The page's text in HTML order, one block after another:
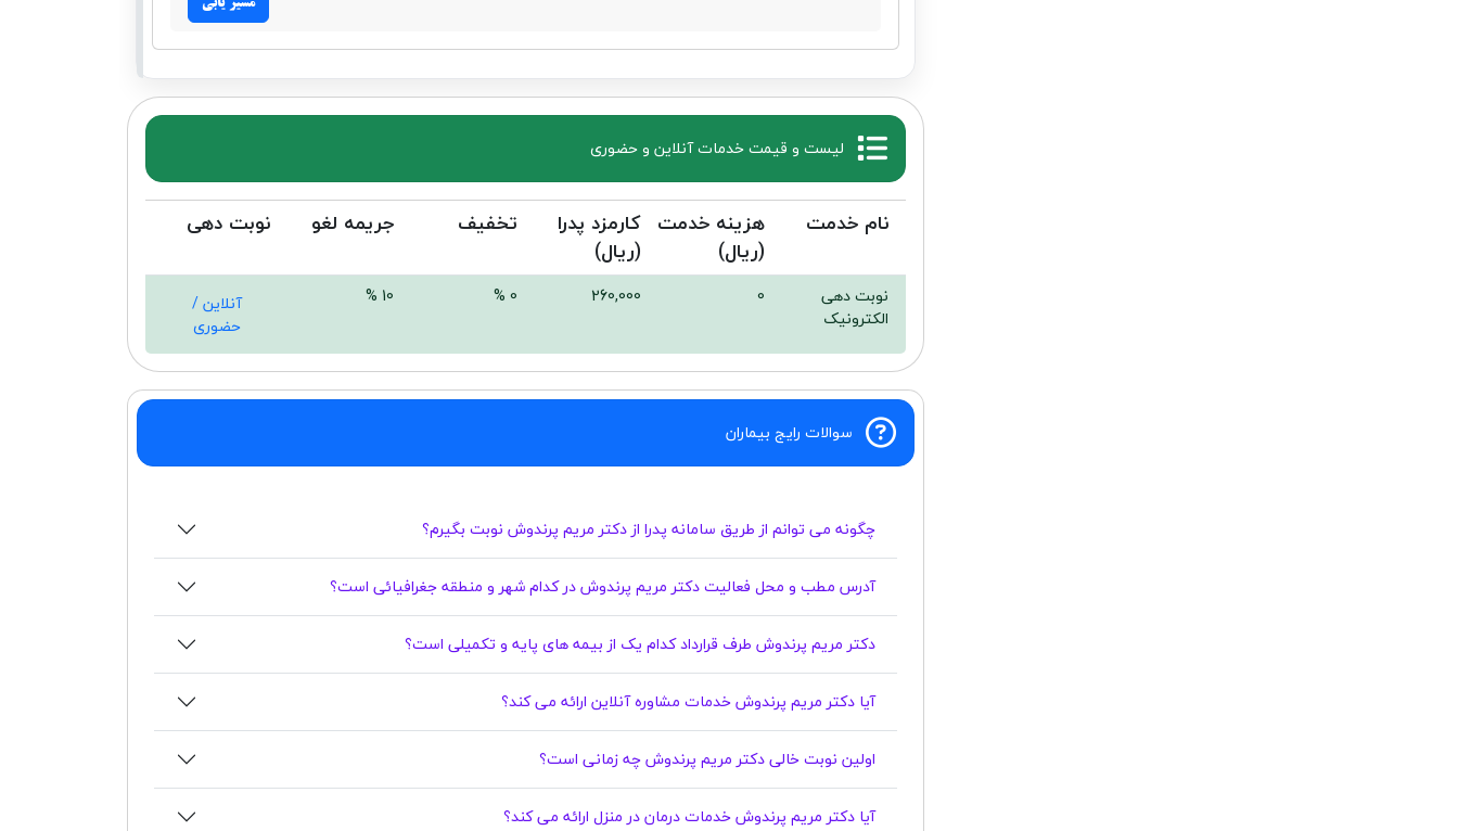
لیست و قیمت خدمات آنلاین و حضوری
نام خدمت
هزینه خدمت
(ریال)
کارمزد پدرا
(ریال)
تخفیف جریمه لغو نوبت دهی
نوبت دهی
الکترونیک
0
260,000
0 %
10 %
آنلاین /
حضوری
سوالات رایج بیماران
چگونه می توانم از طریق سامانه پدرا از دکتر مریم پرندوش نوبت بگیرم؟
آدرس مطب و محل فعالیت دکتر مریم پرندوش در کدام شهر و منطقه جغرافیائی است؟
دکتر مریم پرندوش طرف قرارداد کدام یک از بیمه های پایه و تکمیلی است؟
آیا دکتر مریم پرندوش خدمات مشاوره آنلاین ارائه می کند؟
اولین نوبت خالی دکتر مریم پرندوش چه زمانی است؟
آیا دکتر مریم پرندوش خدمات درمان در منزل ارائه می کند؟